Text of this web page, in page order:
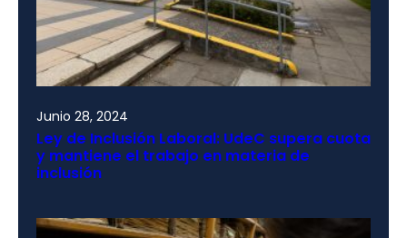
Junio 28, 2024
Ley de Inclusión Laboral: UdeC supera cuota
y mantiene el trabajo en materia de
inclusión